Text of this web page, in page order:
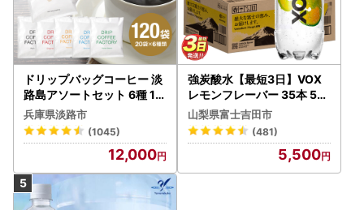
ドリップバッグコーヒー 淡
路島アソートセット 6種 12
0袋 飲み比べ コーヒー
兵庫県淡路市
(1045)
12,000
強炭酸水【最短3日】VOX
レモンフレーバー 35本 50
0ml 【富士吉田市限定カー
トン】炭酸
山梨県富士吉田市
(481)
5,500